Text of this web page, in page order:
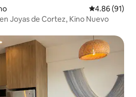
Calificación
4.86 (91)
Joyas de Cortez, Kino Nuevo